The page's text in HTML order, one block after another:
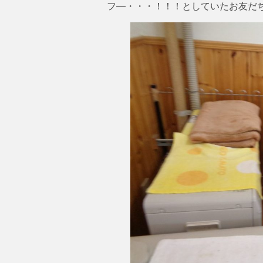
フ―・・・！！！としていたお友だ